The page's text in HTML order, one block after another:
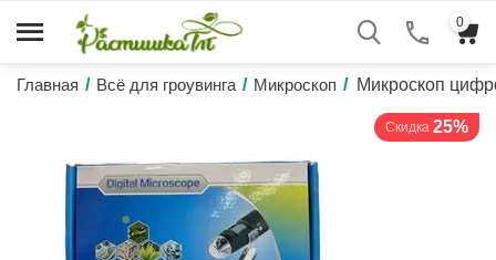
0
Главная / Всё для гроувинга / Микроскоп / Микроскоп
Скидка 25%